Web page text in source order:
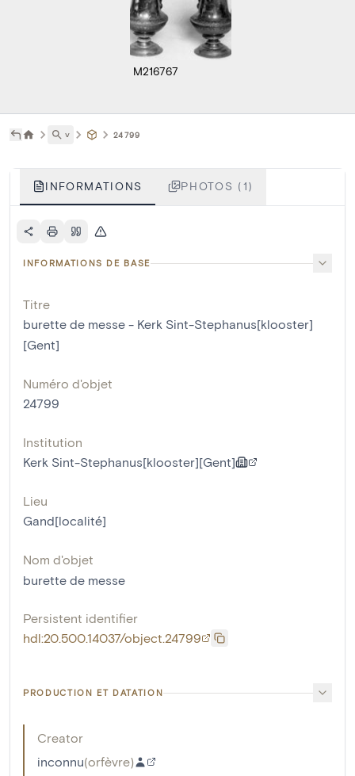
M216767
˅ 24799
INFORMATIONS PHOTOS (1)
INFORMATIONS DE BASE
Titre
burette de messe - Kerk Sint-Stephanus[klooster]
[Gent]
Numéro d'objet
24799
Institution
Kerk Sint-Stephanus[klooster][Gent]
Lieu
Gand[localité]
Nom d'objet
burette de messe
Persistent identifier
hdl:20.500.14037/object.24799
PRODUCTION ET DATATION
Creator
inconnu(orfèvre)